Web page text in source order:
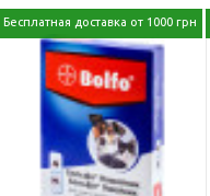
Бесплатная доставка от 1000 грн